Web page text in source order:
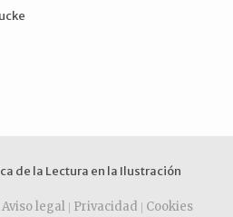
de la Lectura en la Ilustración
Aviso legal| Privacidad | Cookies